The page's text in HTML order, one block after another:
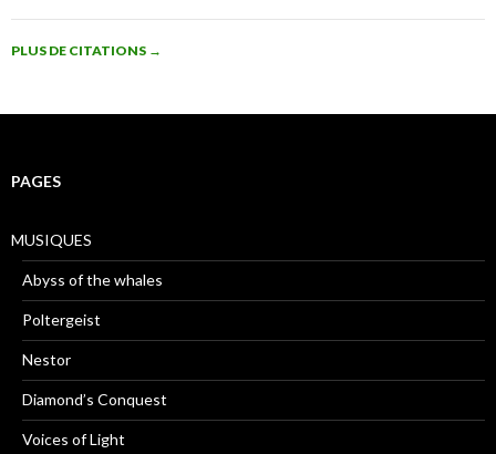
PLUS DE CITATIONS →
PAGES
MUSIQUES
Abyss of the whales
Poltergeist
Nestor
Diamond’s Conquest
Voices of Light